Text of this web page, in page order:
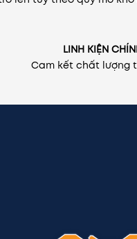
LINH KIỆN
Cam kết chất lượng